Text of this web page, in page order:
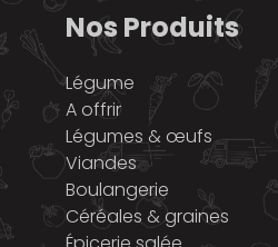
Nos Produits
Légume
A offrir
Légumes & œufs
Viandes
Boulangerie
Céréales & graines